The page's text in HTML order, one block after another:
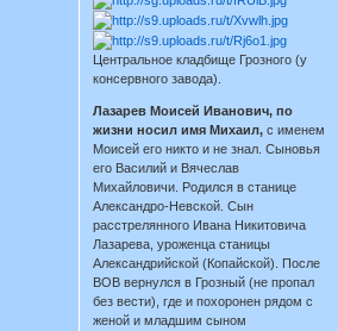
Центральное кладбище Грозного (у
консервного завода).
Лазарев Моисей Иванович, по
жизни носил имя Михаил, с именем
Моисей его никто и не знал. Сыновья
его Василий и Вячеслав
Михайловичи. Родился в станице
Александро-Невской. Сын
расстрелянного Ивана Никитовича
Лазарева, уроженца станицы
Александрийской (Копайской). После
ВОВ вернулся в Грозный (не пропал
без вести), где и похоронен рядом с
женой и младшим сыном